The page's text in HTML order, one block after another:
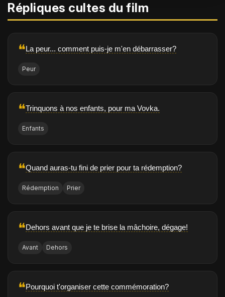
Répliques cultes du film
❝La peur... comment puis-je m'en débarrasser?
Peur
❝Trinquons à nos enfants, pour ma Vovka.
Enfants
❝Quand auras-tu fini de prier pour ta rédemption?
Rédemption Prier
❝Dehors avant que je te brise la mâchoire, dégage!
Avant Dehors
❝Pourquoi t'organiser cette commémoration?